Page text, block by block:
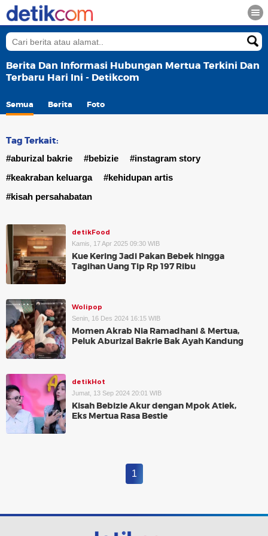
Berita Dan Informasi Hubungan Mertua Terkini Dan
Terbaru Hari Ini - Detikcom
Semua Berita Foto
Tag Terkait:
#aburizal bakrie #bebizie
#instagram story
#keakraban keluarga
#kehidupan artis
#kisah persahabatan
detikFood
Kamis, 17 Apr 2025 09:30 WIB
Kue Kering Jadi Pakan Bebek hingga
Tagihan Uang Tip Rp 197 Ribu
Wolipop
Senin, 16 Des 2024 16:15 WIB
Momen Akrab Nia Ramadhani & Mertua,
Peluk Aburizal Bakrie Bak Ayah Kandung
detikHot
Jumat, 13 Sep 2024 20:01 WIB
Kisah Bebizie Akur dengan Mpok Atiek,
Eks Mertua Rasa Bestie
1